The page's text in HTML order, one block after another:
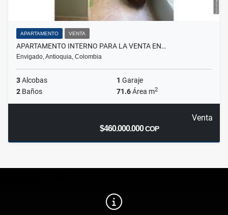
APARTAMENTO VENTA
APARTAMENTO INTERNO PARA LA VENTA EN…
Envigado, Antioquia, Colombia
3Alcobas 1 Garaje
2 Baños 71.6Área m2
Venta
$460.000.000COP